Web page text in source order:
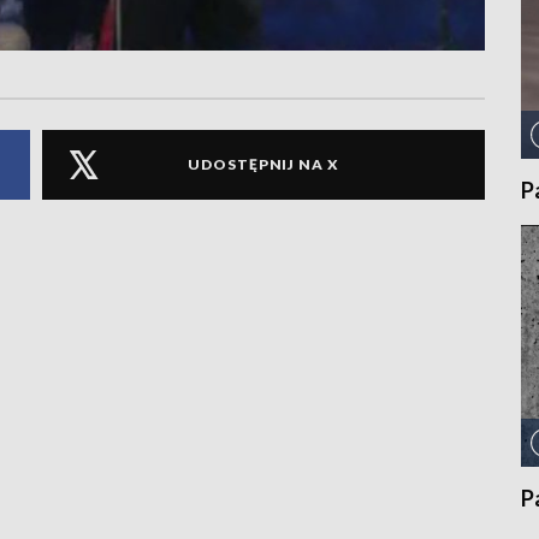
UDOSTĘPNIJ NA X